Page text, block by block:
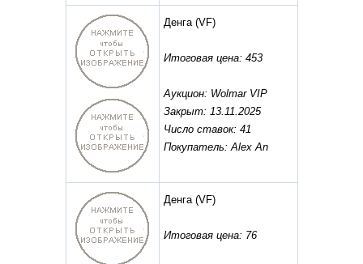
Денга(VF)
Итоговая цена: 453
Аукцион: Wolmar VIP
Закрыт: 13.11.2025
Число ставок: 41
Покупатель: Alex An
Денга(VF)
Итоговая цена: 76